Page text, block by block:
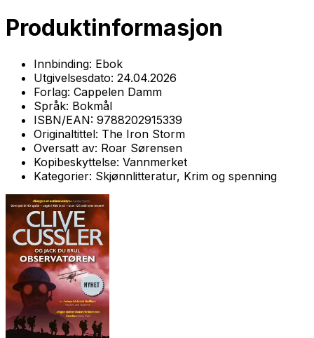
Produktinformasjon
Innbinding: Ebok
Utgivelsesdato: 24.04.2026
Forlag: Cappelen Damm
Språk: Bokmål
ISBN/EAN: 9788202915339
Originaltittel: The Iron Storm
Oversatt av: Roar Sørensen
Kopibeskyttelse: Vannmerket
Kategorier: Skjønnlitteratur, Krim og spenning